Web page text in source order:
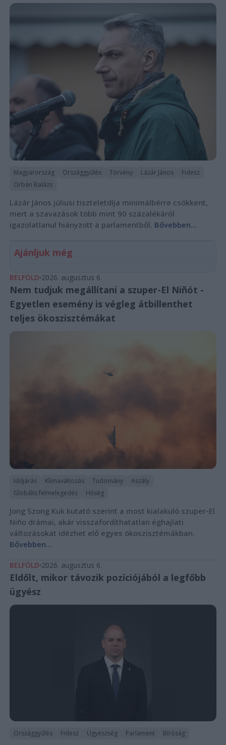
Magyarország Országgyűlés Törvény Lázár János
Fidesz
Orbán Balázs
Lázár János júliusi tiszteletdíja minimálbérre csökkent,
mert a szavazások több mint 90 százalékáról
igazolatlanul hiányzott a parlamentből. Bővebben...
Ajánljuk még
BELFÖLD 2026. augusztus 6.
Nem tudjuk megállítani a szuper-El Niñót -
Egyetlen esemény is végleg átbillenthet
teljes ökoszisztémákat
Időjárás Klímaváltozás Tudomány
Aszály
Globális felmelegedés
Hőség
Jong Szong Kuk kutató szerint a most kialakuló szuper-El
Niño drámai, akár visszafordíthatatlan éghajlati
változásokat idézhet elő egyes ökoszisztémákban.
Bővebben...
BELFÖLD 2026. augusztus 6.
Eldőlt, mikor távozik pozíciójából a legfőbb
ügyész
Országgyűlés Fidesz Ügyészség Parlament Bíróság